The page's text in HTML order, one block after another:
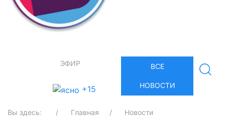
ЭФИР
+15
ВСЕ
НОВОСТИ
Вы здесь: Главная Новости